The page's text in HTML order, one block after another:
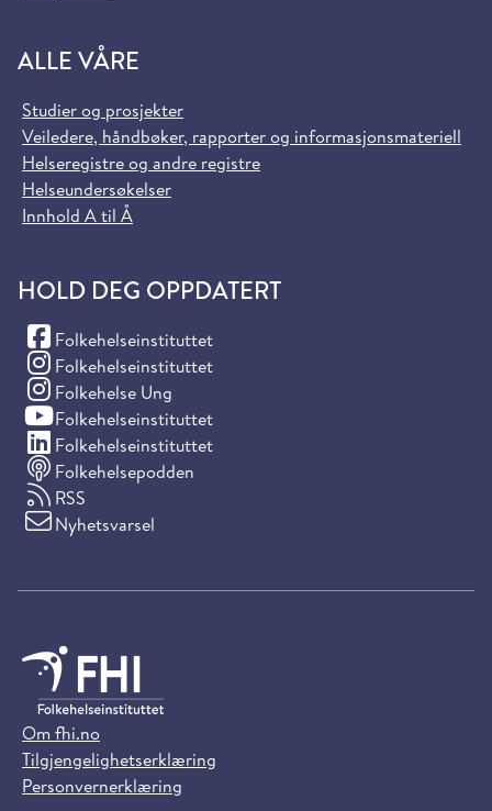
ALLE VÅRE
Studier og prosjekter
Veiledere, håndbøker, rapporter og informasjonsmateriell
Helseregistre og andre registre
Helseundersøkelser
Innhold A til Å
HOLD DEG OPPDATERT
Folkehelseinstituttet
(Facebook)
Folkehelseinstituttet
(Instagram)
Folkehelse Ung
(Instagram)
Folkehelseinstituttet
(YouTube)
Folkehelseinstituttet
(LinkedIn)
Folkehelsepodden
RSS
Nyhetsvarsel
Om fhi.no
Tilgjengelighetserklæring
Personvernerklæring